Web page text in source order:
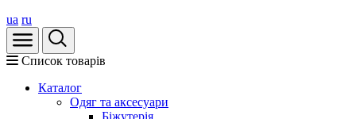
ua ru
Список товарів
Каталог
Oдяг та аксесуари
Біжутерія